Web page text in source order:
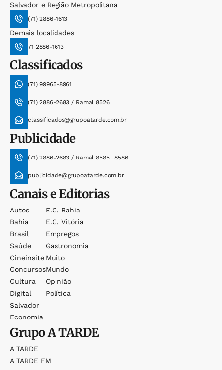
Salvador e Região Metropolitana
(71) 2886-1613
Demais localidades
71 2886-1613
Classificados
(71) 99965-8961
(71) 2886-2683 / Ramal 8526
classificados@grupoatarde.com.br
Publicidade
(71) 2886-2683 / Ramal 8585 | 8586
publicidade@grupoatarde.com.br
Canais e Editorias
Autos
Bahia
Brasil
Saúde
Cineinsite
Concursos
Cultura
Digital
Salvador
Economia
E.c. Bahia
E.c. Vitória
Empregos
Gastronomia
Muito
Mundo
Opinião
Política
GrupoA TARDE
A TARDE
A TARDE FM